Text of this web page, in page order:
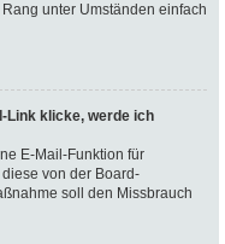
unter Umständen einfach
Link klicke, werde ich
E-Mail-Funktion für
von der Board-
soll den Missbrauch